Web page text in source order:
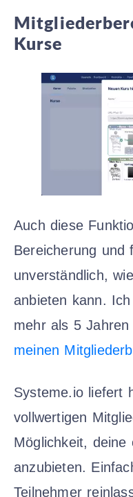
Kurse
Auch diese
Bereicherung und
unverständlich,
anbieten kann.
mehr als 5
meinen
Systeme.io liefert
vollwertigen
Möglichkeit, deine
anzubieten.
Teilnehmer